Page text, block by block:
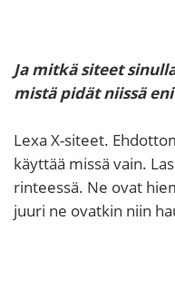
Ja mitkä siteet
mistä pidät niissä
Lexa X-siteet.
käyttää missä vain.
rinteessä. Ne ovat
juuri ne ovatkin niin